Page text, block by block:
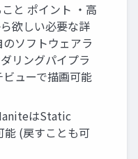
と ポイント ・高
欲しい必要な詳
ソフトウェアラ
リングパイプラ
ューで描画可能
はStatic
能 (戻すことも可